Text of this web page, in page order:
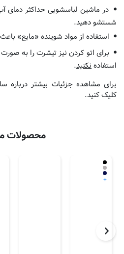
شستشو دهید.
استفاده از مواد شوینده «مایع»
برای اتو کردن نیز تیشرت را به
استفادهنکنید.
برای مشاهده جزئیات بیشتر درباره
کلیک کنید.
محصولات
+